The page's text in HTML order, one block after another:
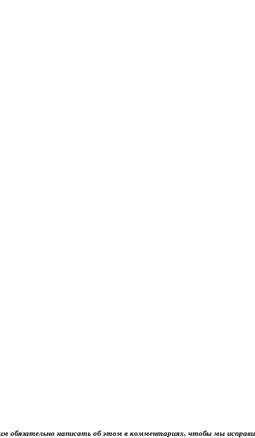
обязательно написать об этом в комментариях, чтобы мы